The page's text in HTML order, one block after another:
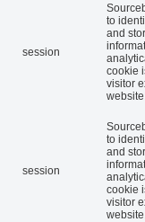
session
to
and
cookie
visitor
website.
session
to
and
cookie
visitor
website.